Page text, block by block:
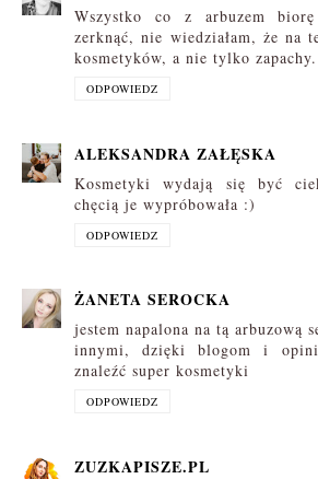
Wszystko co z arbuzem
zerknąć, nie wiedziałam, że na
kosmetyków, a nie tylko zapachy.
ODPOWIEDZ
ALEKSANDRA ZAŁĘSKA
Kosmetyki wydają się być
chęcią je wypróbowała :)
ODPOWIEDZ
ŻANETA SEROCKA
jestem napalona na tą arbuzową
innymi, dzięki blogom i
znaleźć super kosmetyki
ODPOWIEDZ
ZUZKAPISZE.PL